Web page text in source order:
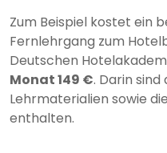
Zum Beispiel kostet ein
Fernlehrgang zum
Deutschen
Monat 149 €. Darin
Lehrmaterialien sowie
enthalten.